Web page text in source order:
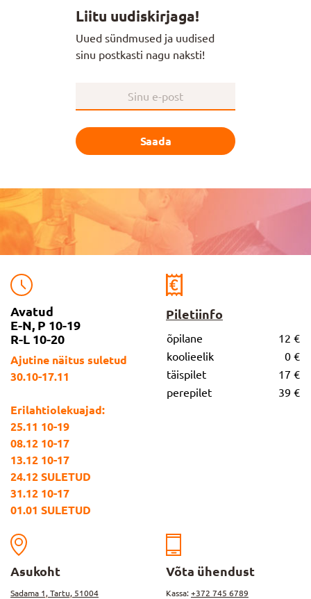
Liitu uudiskirjaga!
Uued sündmused ja uudised
sinu postkasti nagu naksti!
Saada
Avatud
E-N, P 10-19
R-L 10-20
Ajutine näitus suletud
30.10-17.11
Erilahtiolekuajad:
25.11 10-19
08.12 10-17
13.12 10-17
24.12 SULETUD
31.12 10-17
01.01 SULETUD
Piletiinfo
õpilane
12 €
koolieelik
0 €
täispilet
17 €
perepilet
39 €
Asukoht
Sadama 1, Tartu, 51004
Võta ühendust
Kassa: +372 745 6789